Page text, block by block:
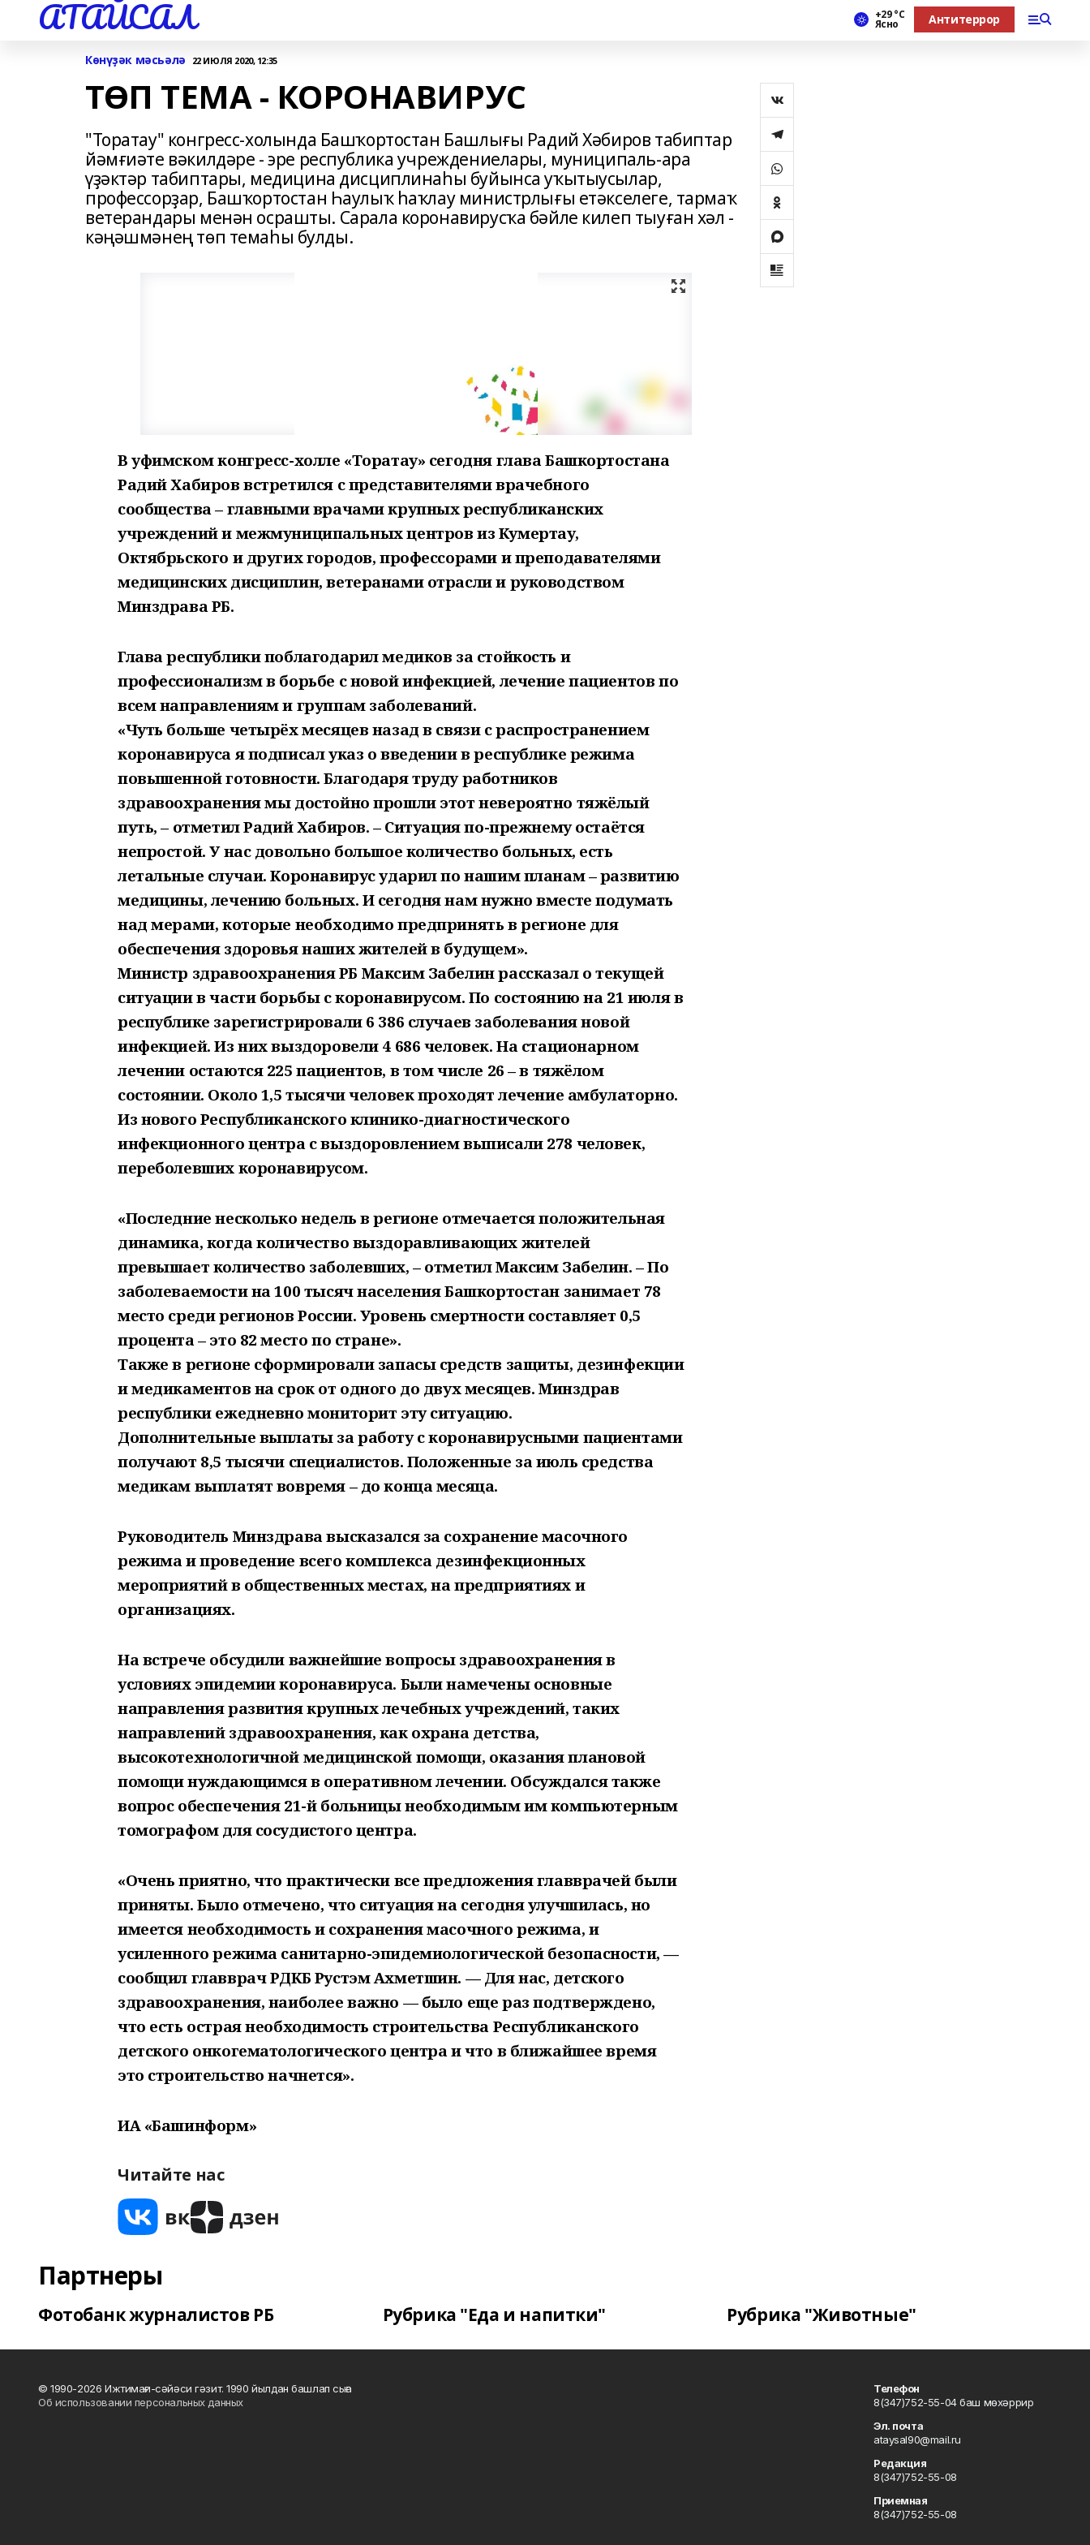
АТАЙСАЛ +29 °С
Ясно Антитеррор
Көнүҙәк мәсьәлә 22 ИЮЛЯ 2020, 12:35
ТӨП ТЕМА - КОРОНАВИРУС
"Торатау" конгресс-холында Башҡортостан Башлығы Радий Хәбиров табиптар
йәмғиәте вәкилдәре - эре республика учреждениелары, муниципаль-ара
үҙәктәр табиптары, медицина дисциплинаһы буйынса уҡытыусылар,
профессорҙар, Башҡортостан Һаулыҡ һаҡлау министрлығы етәкселеге, тармаҡ
ветерандары менән осрашты. Сарала коронавирусҡа бәйле килеп тыуған хәл -
кәңәшмәнең төп темаһы булды.
В уфимском конгресс-холле «Торатау» сегодня глава Башкортостана
Радий Хабиров встретился с представителями врачебного
сообщества – главными врачами крупных республиканских
учреждений и межмуниципальных центров из Кумертау,
Октябрьского и других городов, профессорами и преподавателями
медицинских дисциплин, ветеранами отрасли и руководством
Минздрава РБ.
Глава республики поблагодарил медиков за стойкость и
профессионализм в борьбе с новой инфекцией, лечение пациентов по
всем направлениям и группам заболеваний.
«Чуть больше четырёх месяцев назад в связи с распространением
коронавируса я подписал указ о введении в республике режима
повышенной готовности. Благодаря труду работников
здравоохранения мы достойно прошли этот невероятно тяжёлый
путь, – отметил Радий Хабиров. – Ситуация по-прежнему остаётся
непростой. У нас довольно большое количество больных, есть
летальные случаи. Коронавирус ударил по нашим планам – развитию
медицины, лечению больных. И сегодня нам нужно вместе подумать
над мерами, которые необходимо предпринять в регионе для
обеспечения здоровья наших жителей в будущем».
Министр здравоохранения РБ Максим Забелин рассказал о текущей
ситуации в части борьбы с коронавирусом. По состоянию на 21 июля в
республике зарегистрировали 6 386 случаев заболевания новой
инфекцией. Из них выздоровели 4 686 человек. На стационарном
лечении остаются 225 пациентов, в том числе 26 – в тяжёлом
состоянии. Около 1,5 тысячи человек проходят лечение амбулаторно.
Из нового Республиканского клинико-диагностического
инфекционного центра с выздоровлением выписали 278 человек,
переболевших коронавирусом.
«Последние несколько недель в регионе отмечается положительная
динамика, когда количество выздоравливающих жителей
превышает количество заболевших, – отметил Максим Забелин. – По
заболеваемости на 100 тысяч населения Башкортостан занимает 78
место среди регионов России. Уровень смертности составляет 0,5
процента – это 82 место по стране».
Также в регионе сформировали запасы средств защиты, дезинфекции
и медикаментов на срок от одного до двух месяцев. Минздрав
республики ежедневно мониторит эту ситуацию.
Дополнительные выплаты за работу с коронавирусными пациентами
получают 8,5 тысячи специалистов. Положенные за июль средства
медикам выплатят вовремя – до конца месяца.
Руководитель Минздрава высказался за сохранение масочного
режима и проведение всего комплекса дезинфекционных
мероприятий в общественных местах, на предприятиях и
организациях.
На встрече обсудили важнейшие вопросы здравоохранения в
условиях эпидемии коронавируса. Были намечены основные
направления развития крупных лечебных учреждений, таких
направлений здравоохранения, как охрана детства,
высокотехнологичной медицинской помощи, оказания плановой
помощи нуждающимся в оперативном лечении. Обсуждался также
вопрос обеспечения 21-й больницы необходимым им компьютерным
томографом для сосудистого центра.
«Очень приятно, что практически все предложения главврачей были
приняты. Было отмечено, что ситуация на сегодня улучшилась, но
имеется необходимость и сохранения масочного режима, и
усиленного режима санитарно-эпидемиологической безопасности, —
сообщил главврач РДКБ Рустэм Ахметшин. — Для нас, детского
здравоохранения, наиболее важно — было еще раз подтверждено,
что есть острая необходимость строительства Республиканского
детского онкогематологического центра и что в ближайшее время
это строительство начнется».
ИА «Башинформ»
Читайте нас
Партнеры
Фотобанк журналистов РБ Рубрика "Еда и напитки" Рубрика "Животные"
© 1990-2026 Ижтимағи-сәйәси гәзит. 1990 йылдан башлап сыға
Об использовании персональных данных
Телефон
8(347)752-55-04 баш мөхәррир
Эл. почта
ataysal90@mail.ru
Редакция
8(347)752-55-08
Приемная
8(347)752-55-08